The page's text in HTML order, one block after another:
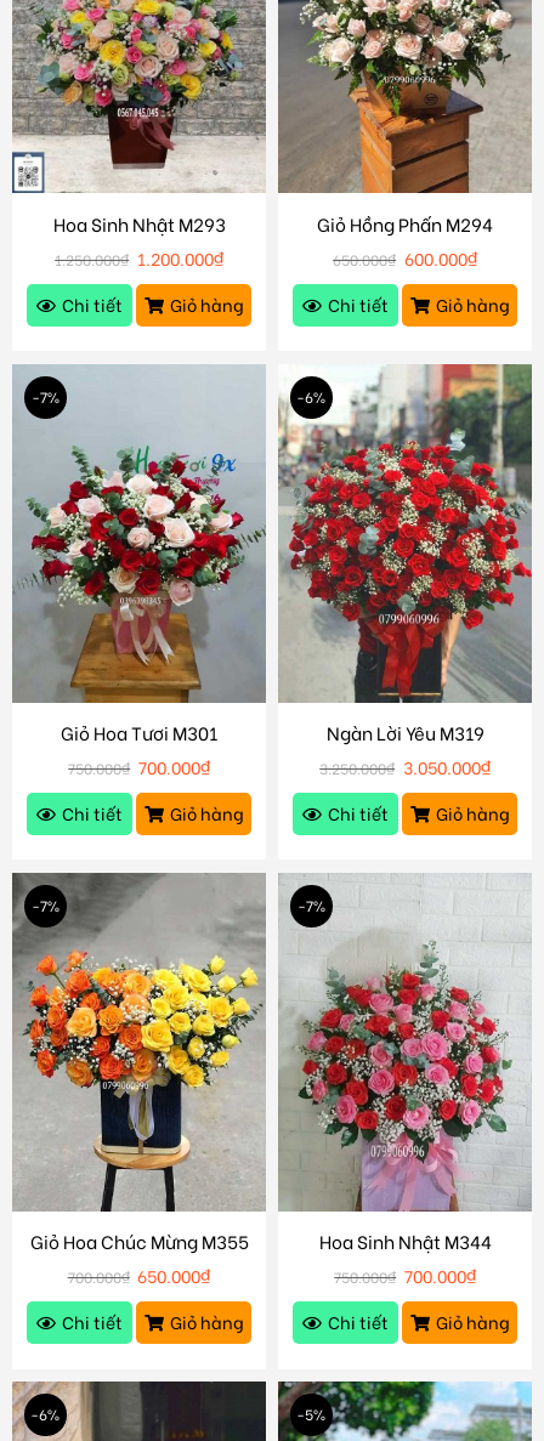
Hoa Sinh Nhật M293
1.250.000₫ 1.200.000₫
Chi tiết
Giỏ hàng
Giỏ Hồng Phấn M294
650.000₫ 600.000₫
Chi tiết
Giỏ hàng
-7%
Giỏ Hoa Tươi M301
750.000₫ 700.000₫
Chi tiết
Giỏ hàng
-6%
Ngàn Lời Yêu M319
3.250.000₫ 3.050.000₫
Chi tiết
Giỏ hàng
-7%
Giỏ Hoa Chúc Mừng M355
700.000₫ 650.000₫
Chi tiết
Giỏ hàng
-7%
Hoa Sinh Nhật M344
750.000₫ 700.000₫
Chi tiết
Giỏ hàng
-6% -5%